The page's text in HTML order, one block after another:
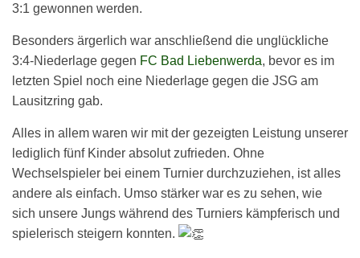
3:1 gewonnen werden.
Besonders ärgerlich war anschließend die unglückliche
3:4-Niederlage gegen FC Bad Liebenwerda, bevor es im
letzten Spiel noch eine Niederlage gegen die JSG am
Lausitzring gab.
Alles in allem waren wir mit der gezeigten Leistung unserer
lediglich fünf Kinder absolut zufrieden. Ohne
Wechselspieler bei einem Turnier durchzuziehen, ist alles
andere als einfach. Umso stärker war es zu sehen, wie
sich unsere Jungs während des Turniers kämpferisch und
spielerisch steigern konnten.